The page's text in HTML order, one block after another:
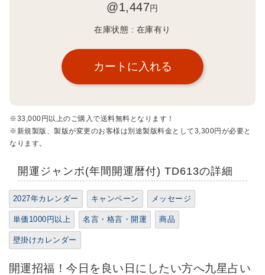
@1,447円
在庫状態 : 在庫有り
※33,000円以上のご購入で送料無料となります！
※新規製版、製版が変更のお客様は別途製版料金として3,300円が必要と
なります。
開運ジャンボ(年間開運暦付) TD613の詳細
2027年カレンダー キャンペーン メッセージ
単価1000円以上 名言・格言・開運 商品
壁掛けカレンダー
開運招福！今日を良い日にしたい方へ九星占い